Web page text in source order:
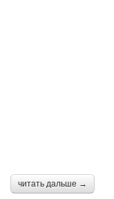
читать дальше →